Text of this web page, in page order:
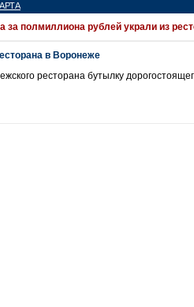
за полмиллиона рублей украли из
в Воронеже
ресторана бутылку